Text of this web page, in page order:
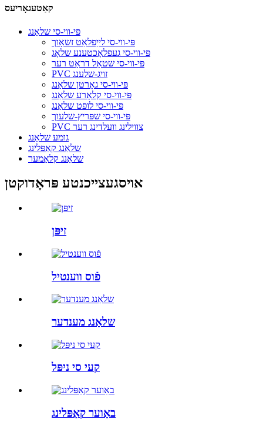
קאַטעגאָריעס
פּי-ווי-סי שלאַנג
פּי-ווי-סי לייַפלאַט זשאָוך
פּי-ווי-סי געפלאָכטענע שלאָג
פּי-ווי-סי שטאָל דראָט רער
PVC זויג-שלענג
פּי-ווי-סי גאָרטן שלאַנג
פּי-ווי-סי קלאָרע שלאַנג
פּי-ווי-סי לופט שלאַנג
פּי-ווי-סי שפּריץ-שלעוך
PVC צווילינג וועלדינג רער
גומע שלאַנג
שלאַנג קאַפּלינג
שלאַנג קלאַמער
אויסגעצייכנטע פּראָדוקטן
זיפּן
פֿוס ווענטיל
שלאַנג מענדער
קעי סי ניפּל
באַוער קאַפּלינג